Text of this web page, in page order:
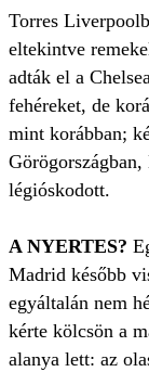
Torres
eltekintve
adták el a
fehéreket, de
mint korábban;
légióskodott.
A NYERTES?
Madrid később
egyáltalán nem
kérte kölcsön a
alanya lett: az